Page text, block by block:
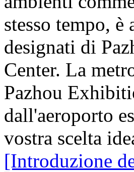
stesso tempo,
designati di
Center. La
Pazhou
dall'aeroporto
vostra scelta
[Introduzione